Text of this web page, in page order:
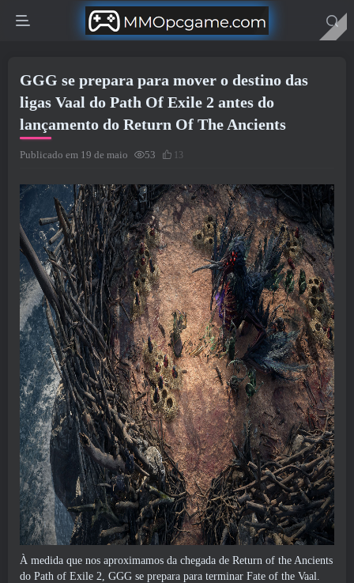
GGG se prepara para mover o destino das
ligas Vaal do Path Of Exile 2 antes do
lançamento do Return Of The Ancients
Publicado em 19 de maio 53 13
À medida que nos aproximamos da chegada de Return of the Ancients
do Path of Exile 2, GGG se prepara para terminar Fate of the Vaal.